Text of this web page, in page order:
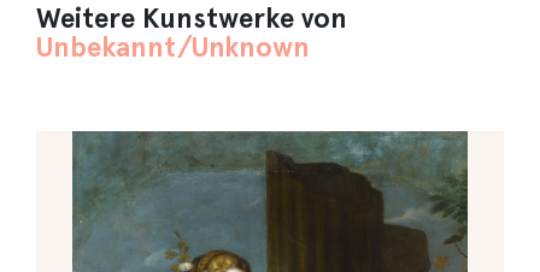
Weitere Kunstwerke von
Unbekannt/Unknown